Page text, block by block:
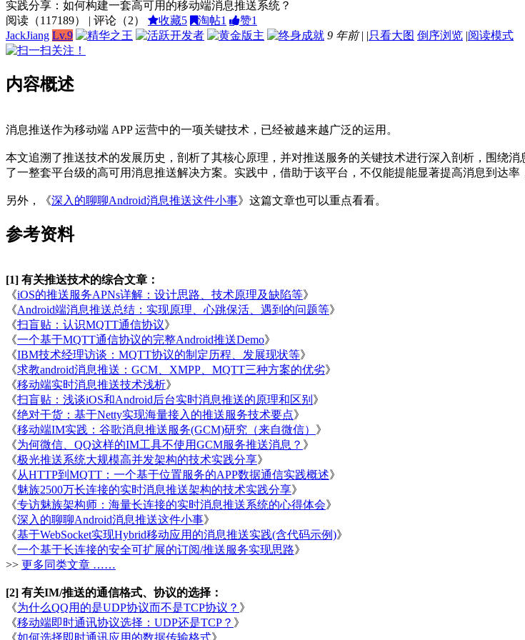
实践分享：如何构建一套高可用的移动端消息推送系统？
阅读（117189） | 评论（2） 收藏5 淘帖1 赞1
JackJiang Lv.9 9 年前 | |只看大图 倒序浏览 |阅读模式
内容概述
消息推送作为移动端 APP 运营中的一项关键技术，已经被越来越广泛的运用。
本文追溯了推送技术的发展历史，剖析了其核心原理，并对推送服务的关键技术进行深入剖析，围绕
了一整套平台级的高可用消息推送解决方案。实践中，借助于该平台，不仅能提能显著提高消息到达
另外，《深入的聊聊Android消息推送这件小事》这篇文章也可以重点看看。
参考资料
[1] 有关推送技术的综合文章：
《iOS的推送服务APNs详解：设计思路、技术原理及缺陷等》
《Android端消息推送总结：实现原理、心跳保活、遇到的问题等》
《扫盲贴：认识MQTT通信协议》
《一个基于MQTT通信协议的完整Android推送Demo》
《IBM技术经理访谈：MQTT协议的制定历程、发展现状等》
《求教android消息推送：GCM、XMPP、MQTT三种方案的优劣》
《移动端实时消息推送技术浅析》
《扫盲贴：浅谈iOS和Android后台实时消息推送的原理和区别 》
《绝对干货：基于Netty实现海量接入的推送服务技术要点》
《移动端IM实践：谷歌消息推送服务(GCM)研究（来自微信） 》
《为何微信、QQ这样的IM工具不使用GCM服务推送消息？ 》
《极光推送系统大规模高并发架构的技术实践分享》
《从HTTP到MQTT：一个基于位置服务的APP数据通信实践概述》
《魅族2500万长连接的实时消息推送架构的技术实践分享》
《专访魅族架构师：海量长连接的实时消息推送系统的心得体会》
《深入的聊聊Android消息推送这件小事》
《基于WebSocket实现Hybrid移动应用的消息推送实践(含代码示例)》
《一个基于长连接的安全可扩展的订阅/推送服务实现思路》
>> 更多同类文章 ……
[2] 有关IM/推送的通信格式、协议的选择：
《为什么QQ用的是UDP协议而不是TCP协议？ 》
《移动端即时通讯协议选择：UDP还是TCP？ 》
《如何选择即时通讯应用的数据传输格式》